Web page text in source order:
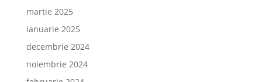
martie 2025
ianuarie 2025
decembrie 2024
noiembrie 2024